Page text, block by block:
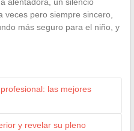
pero siempre sincero,
más seguro para el niño, y
las mejores
y revelar su pleno